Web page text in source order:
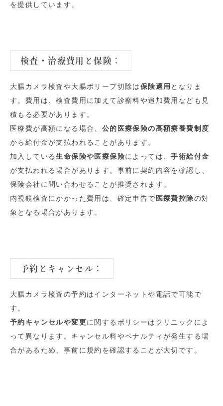
を提供しています。
検査・治療費用と保険 ：
大腸カメラ検査や大腸ポリープ切除は保険適用 となりま
す。費用は、検査費用に加えて診察料や追加費用なども見
積もる必要があります。
医療費が高額になる場合、 公的医療保険の高額療養費制度
から給付金が支払われることがあります。
加入している生命保険や医療保険によっては、手術給付金
が支払われる場合があります。事前に契約内容を確認し、
保険会社に問い合わせることが推奨されます。
内視鏡検査にかかった費用は、確定申告で 医療費控除の対
象となる場合があります。
予約とキャンセル ：
大腸カメラ検査の予約はインターネットや電話で可能で
す。
予約キャンセルや変更に関するポリシーはクリニックによ
って異なります。キャンセル料やペナルティが発生する場
合があるため、事前に規約を確認することが大切です。